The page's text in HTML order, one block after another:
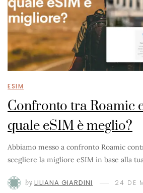
ESIM
Confronto tra Roamic
quale eSIM è meglio?
Abbiamo messo a confronto Roamic
scegliere la migliore eSIM in base alla
by LILIANA GIARDINI 24 DE